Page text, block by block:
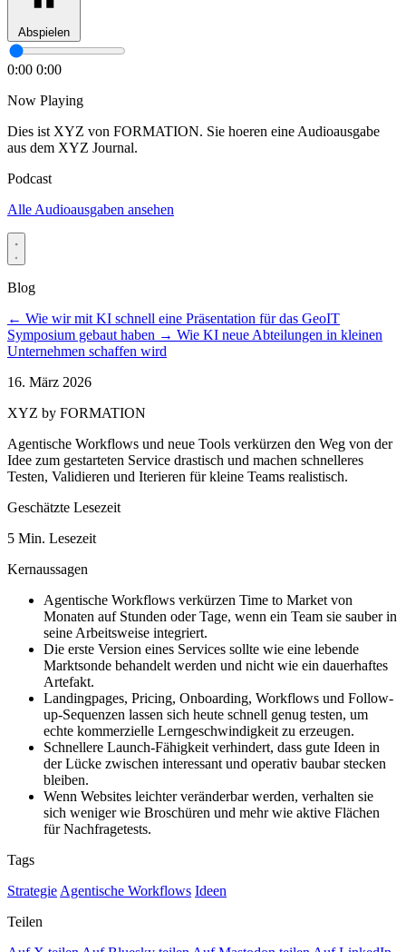
Abspielen
0:00 0:00
Now Playing
Dies ist XYZ von FORMATION. Sie hoeren eine Audioausgabe
aus dem XYZ Journal.
Podcast
Alle Audioausgaben ansehen
Blog
← Wie wir mit KI schnell eine Präsentation für das GeoIT
Symposium gebaut haben → Wie KI neue Abteilungen in kleinen
Unternehmen schaffen wird
16. März 2026
XYZ by FORMATION
Agentische Workflows und neue Tools verkürzen den Weg von der
Idee zum gestarteten Service drastisch und machen schnelleres
Testen, Validieren und Iterieren für kleine Teams realistisch.
Geschätzte Lesezeit
5 Min. Lesezeit
Kernaussagen
Agentische Workflows verkürzen Time to Market von
Monaten auf Stunden oder Tage, wenn ein Team sie sauber in
seine Arbeitsweise integriert.
Die erste Version eines Services sollte wie eine lebende
Marktsonde behandelt werden und nicht wie ein dauerhaftes
Artefakt.
Landingpages, Pricing, Onboarding, Workflows und Follow-
up-Sequenzen lassen sich heute schnell genug testen, um
echte kommerzielle Lerngeschwindigkeit zu erzeugen.
Schnellere Launch-Fähigkeit verhindert, dass gute Ideen in
der Lücke zwischen interessant und operativ baubar stecken
bleiben.
Wenn Websites leichter veränderbar werden, verhalten sie
sich weniger wie Broschüren und mehr wie aktive Flächen
für Nachfragetests.
Tags
Strategie Agentische Workflows Ideen
Teilen